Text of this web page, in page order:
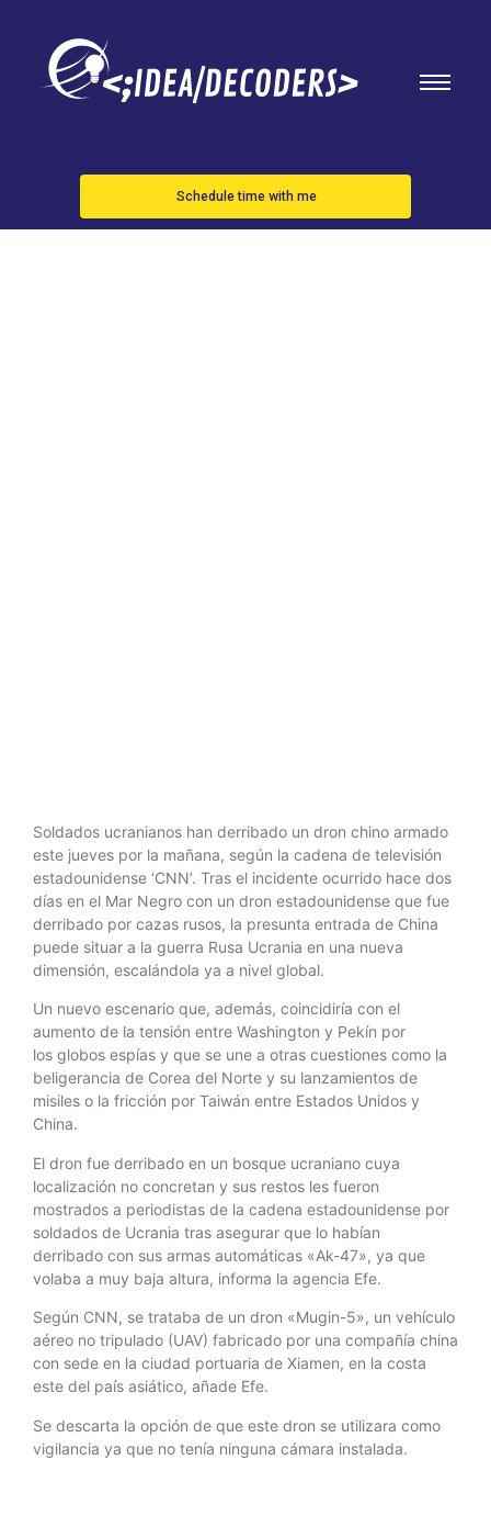
Schedule time with me
Derribado en
Soldados ucranianos han derribado un dron chino armado
este jueves por la mañana, según la cadena de televisión
estadounidense ‘CNN’. Tras el incidente ocurrido hace dos
días en el Mar Negro con un dron estadounidense que fue
derribado por cazas rusos, la presunta entrada de China
puede situar a la guerra Rusa Ucrania en una nueva
dimensión, escalándola ya a nivel global.
Un nuevo escenario que, además, coincidiría con el
aumento de la tensión entre Washington y Pekín por
los globos espías y que se une a otras cuestiones como la
beligerancia de Corea del Norte y su lanzamientos de
misiles o la fricción por Taiwán entre Estados Unidos y
China.
El dron fue derribado en un bosque ucraniano cuya
localización no concretan y sus restos les fueron
mostrados a periodistas de la cadena estadounidense por
soldados de Ucrania tras asegurar que lo habían
derribado con sus armas automáticas «Ak-47», ya que
volaba a muy baja altura, informa la agencia Efe.
Según CNN, se trataba de un dron «Mugin-5», un vehículo
aéreo no tripulado (UAV) fabricado por una compañía china
con sede en la ciudad portuaria de Xiamen, en la costa
este del país asiático, añade Efe.
Se descarta la opción de que este dron se utilizara como
vigilancia ya que no tenía ninguna cámara instalada.